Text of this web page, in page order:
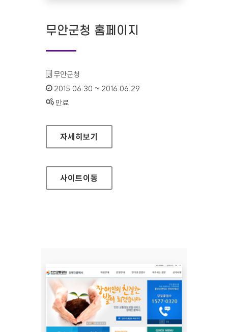
무안군청 홈페이지
기관명 :
무안군청
인증기간 :
2015.06.30 ~ 2016.06.29
상태 :
만료
무안군청 홈페이지
자세히보기
사이트이동